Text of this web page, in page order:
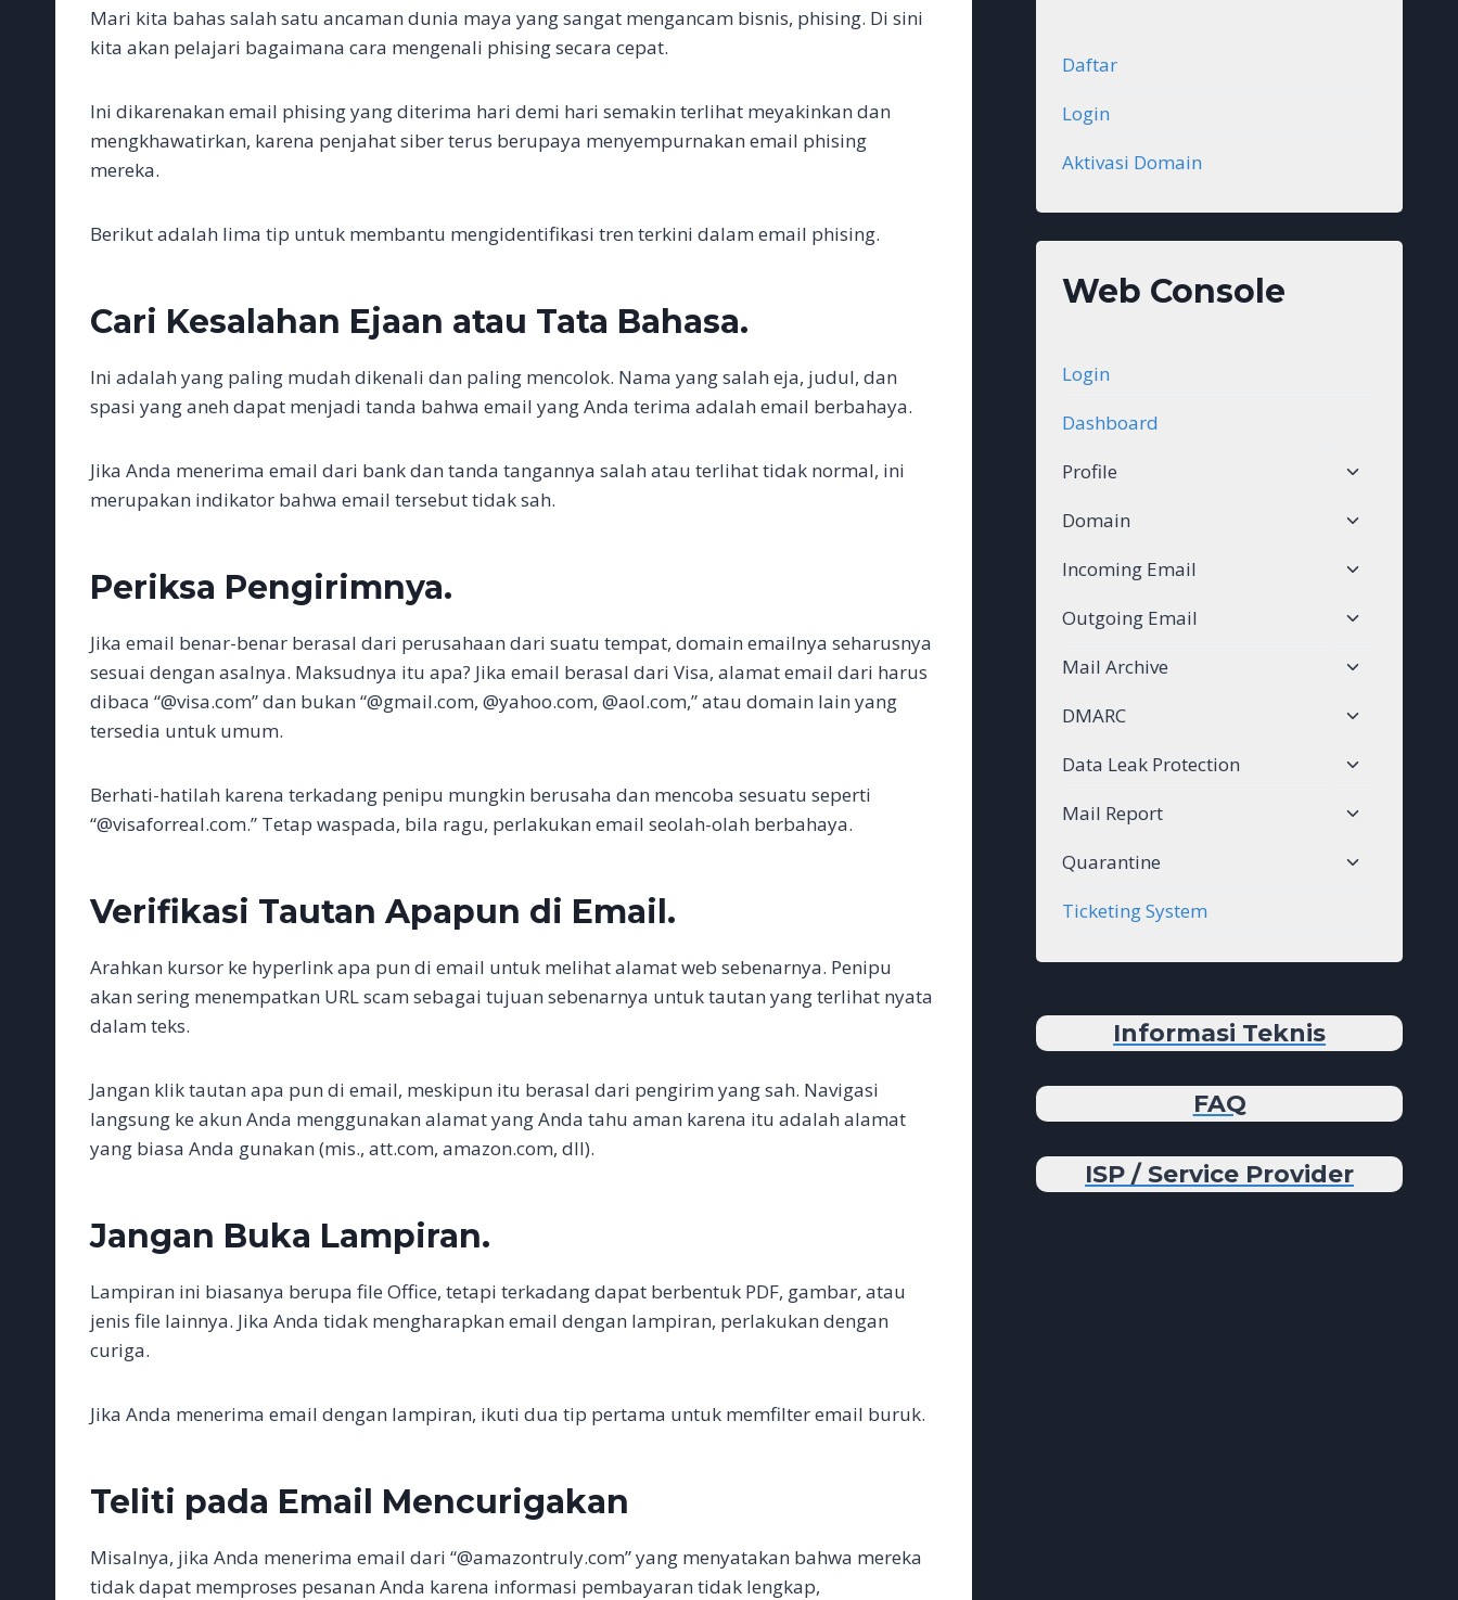
e
b
o
i
t
t
e
i
l
a
t
s
A
k
e
d
C
h
a
t
s
s
e
n
r
n
e e
g
r
y
L
i
r
e
Mari kita bahas salah satu ancaman dunia maya yang sangat mengancam bisnis, phising. Di sini
kita akan pelajari bagaimana cara mengenali phising secara cepat.
Ini dikarenakan email phising yang diterima hari demi hari semakin terlihat meyakinkan dan
mengkhawatirkan, karena penjahat siber terus berupaya menyempurnakan email phising
mereka.
Berikut adalah lima tip untuk membantu mengidentifikasi tren terkini dalam email phising.
Cari Kesalahan Ejaan atau Tata Bahasa.
Ini adalah yang paling mudah dikenali dan paling mencolok. Nama yang salah eja, judul, dan
spasi yang aneh dapat menjadi tanda bahwa email yang Anda terima adalah email berbahaya.
Jika Anda menerima email dari bank dan tanda tangannya salah atau terlihat tidak normal, ini
merupakan indikator bahwa email tersebut tidak sah.
Periksa Pengirimnya.
Jika email benar-benar berasal dari perusahaan dari suatu tempat, domain emailnya seharusnya
sesuai dengan asalnya. Maksudnya itu apa? Jika email berasal dari Visa, alamat email dari harus
dibaca “@visa.com” dan bukan “@gmail.com, @yahoo.com, @aol.com,” atau domain lain yang
tersedia untuk umum.
Berhati-hatilah karena terkadang penipu mungkin berusaha dan mencoba sesuatu seperti
“@visaforreal.com.” Tetap waspada, bila ragu, perlakukan email seolah-olah berbahaya.
Verifikasi Tautan Apapun di Email.
Arahkan kursor ke hyperlink apa pun di email untuk melihat alamat web sebenarnya. Penipu
akan sering menempatkan URL scam sebagai tujuan sebenarnya untuk tautan yang terlihat nyata
dalam teks.
Jangan klik tautan apa pun di email, meskipun itu berasal dari pengirim yang sah. Navigasi
langsung ke akun Anda menggunakan alamat yang Anda tahu aman karena itu adalah alamat
yang biasa Anda gunakan (mis., att.com, amazon.com, dll).
Jangan Buka Lampiran.
Lampiran ini biasanya berupa file Office, tetapi terkadang dapat berbentuk PDF, gambar, atau
jenis file lainnya. Jika Anda tidak mengharapkan email dengan lampiran, perlakukan dengan
curiga.
Jika Anda menerima email dengan lampiran, ikuti dua tip pertama untuk memfilter email buruk.
Teliti pada Email Mencurigakan
Misalnya, jika Anda menerima email dari “@amazontruly.com” yang menyatakan bahwa mereka
tidak dapat memproses pesanan Anda karena informasi pembayaran tidak lengkap,
Daftar
Login
Aktivasi Domain
Web Console
Login
Dashboard
Profile
Toggle
menu
Domain
Toggle
menu
Incoming Email
Toggle
menu
Outgoing Email
Toggle
menu
Mail Archive
Toggle
menu
DMARC
Toggle
menu
Data Leak Protection
Toggle
menu
Mail Report
Toggle
menu
Quarantine
Toggle
Ticketing System
Informasi Teknis
FAQ
ISP / Service Provider